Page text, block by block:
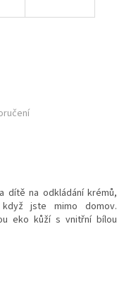
dítě na odkládání krémů,
jste mimo domov.
eko kůží s vnitřní bílou